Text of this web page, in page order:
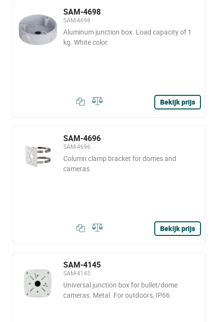
SAM-4698
SAM-4698
Aluminum junction box. Load capacity of 1
kg. White color.
Bekijk prijs
SAM-4696
SAM-4696
Column clamp bracket for domes and
cameras.
Bekijk prijs
SAM-4145
SAM-4145
Universal junction box for bullet/dome
cameras. Metal. For outdoors, IP66.